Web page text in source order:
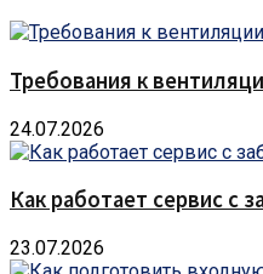
Требования к
24.07.2026
Как работает сервис с
23.07.2026